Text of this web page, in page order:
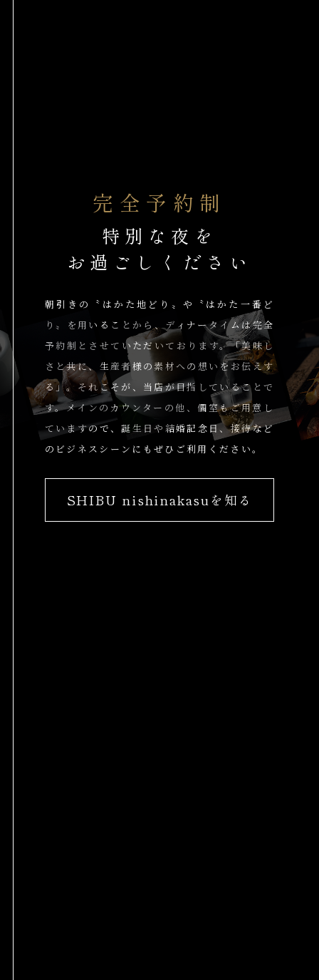
完全予約制
特別な夜を
お過ごしください
朝引きの〝はかた地どり〟や
〝はかた一番ど
り〟を用いることから、ディナータイムは完全
予約制とさせていただいております。「美味し
さと共に、生産者様の素材への想いをお伝えす
る」。 それこそが、当店が目指していることで
す。メインのカウンターの他、個室もご用意し
ていますので、誕生日や結婚記念日、接待など
のビジネスシーンにもぜひご利用ください。
SHIBU nishinakasuを知る